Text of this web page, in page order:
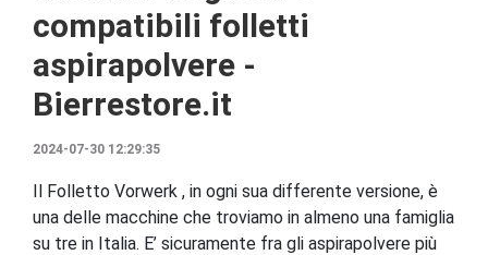
compatibili folletti
aspirapolvere -
Bierrestore.it
2024-07-30 12:29:35
Il Folletto Vorwerk , in ogni sua differente versione, è
una delle macchine che troviamo in almeno una famiglia
su tre in Italia. E’ sicuramente fra gli aspirapolvere più